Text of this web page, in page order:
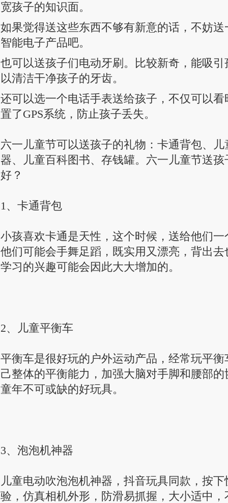
宽孩子的知识面。
如果觉得送这些东西不够有新意的话，不妨
智能电子产品吧。
也可以送孩子们电动牙刷。比较新奇，能吸
以清洁干净孩子的牙齿。
还可以选一个电话手表送给孩子，不仅可以
置了GPS系统，防止孩子丢失。
六一儿童节可以送孩子的礼物：卡通背包、
器、儿童百科图书、存钱罐。六一儿童节送
好？
1、卡通背包
小孩喜欢卡通是天性，这个时候，送给他们
他们可能会手舞足蹈，既实用又漂亮，背出
学习的兴趣可能会因此大大增加的。
2、儿童平衡车
平衡车是很好玩的户外运动产品，经常玩平
己整体的平衡能力，加强大脑对手脚和腰部
童年不可或缺的好玩具。
3、泡泡机神器
儿童电动吹泡泡机神器，抖音玩具同款，按
验，仿真相机外形，防滑易抓握，大小适中